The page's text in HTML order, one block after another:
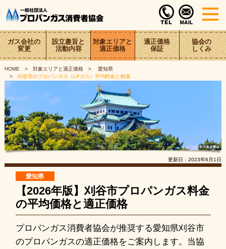
ガス会社の
変更
設立趣旨と
活動内容
対象エリアと
適正価格
適正価格
保証
協会の
しくみ
HOME 対象エリアと適正価格
愛知県
刈谷市のプロパンガス（LPガス）平均料金と相場
更新日： 2023年6月1日
愛知県
【2026年版】刈谷市プロパンガス料金
の平均価格と適正価格
プロパンガス消費者協会が推奨する愛知県刈谷市
のプロパンガスの適正価格をご案内します。当協